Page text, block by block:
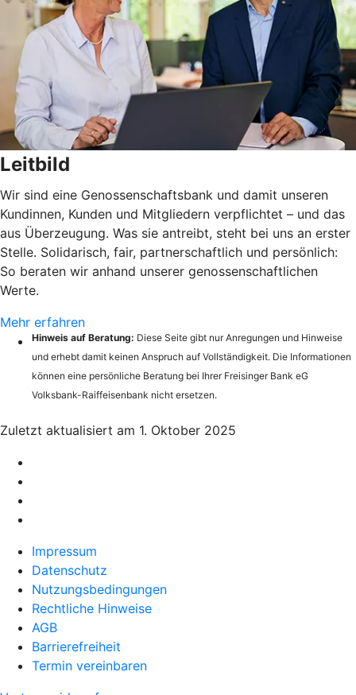
Leitbild
Wir sind eine Genossenschaftsbank und damit unseren
Kundinnen, Kunden und Mitgliedern verpflichtet – und das
aus Überzeugung. Was sie antreibt, steht bei uns an erster
Stelle. Solidarisch, fair, partnerschaftlich und persönlich:
So beraten wir anhand unserer genossenschaftlichen
Werte.
Mehr erfahren
Hinweis auf Beratung: Diese Seite gibt nur Anregungen und Hinweise
und erhebt damit keinen Anspruch auf Vollständigkeit. Die Informationen
können eine persönliche Beratung bei Ihrer Freisinger Bank eG
Volksbank-Raiffeisenbank nicht ersetzen.
Zuletzt aktualisiert am 1. Oktober 2025
Impressum
Datenschutz
Nutzungsbedingungen
Rechtliche Hinweise
AGB
Barrierefreiheit
Termin vereinbaren